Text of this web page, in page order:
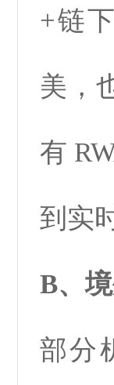
+链
美，
有
到实
B、
部分